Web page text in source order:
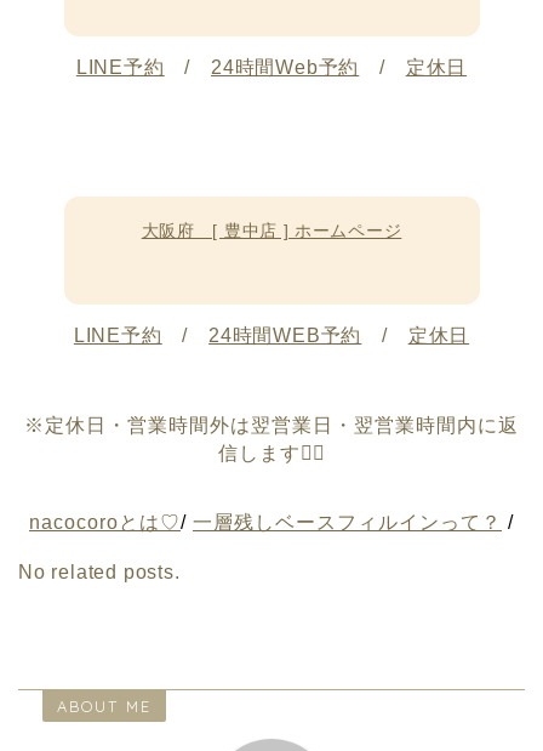
LINE予約 / 24時間Web予約 / 定休日
大阪府 [ 豊中店 ] ホームページ
LINE予約 / 24時間WEB予約 / 定休日
※定休日・営業時間外は翌営業日・翌営業時間内に返
信します🙇‍♀️
nacocoroとは♡/ 一層残しベースフィルインって？ /
No related posts.
ABOUT ME